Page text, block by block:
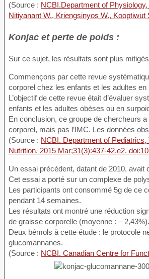
(Source : NCBI.Department of
Nitiyanant W., Kriengsinyos W.,
Konjac et perte de poids :
Sur ce sujet, les résultats sont plus
Commençons par cette revue
corporel chez les enfants et les adultes
L’objectif de cette revue était d’évaluer
enfants et les adultes obèses ou en
En conclusion, ce groupe de chercheurs
corporel, mais pas l’IMC. Les données
(Source : NCBI. Department of
Nutrition. 2015 Mar;31(3):437-42.e2.
Un essai précédent, datant de 2010,
Cet essai a porté sur un complexe de
Les participants ont consommé 5g de ce
pendant 14 semaines.
Les résultats ont montré une réduction
de graisse corporelle (moyenne : – 2,43%).
Deux bémols à cette étude : le protocole
glucomannanes.
(Source : NCBI. Canadian Centre for